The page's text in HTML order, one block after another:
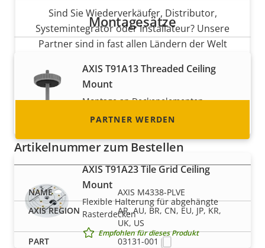
Montagesätze
AXIS T91A13 Threaded Ceiling
Mount
Montage an Deckenelementen
Empfohlen für dieses Produkt
AXIS T91A23 Tile Grid Ceiling
Mount
Flexible Halterung für abgehängte
Rasterdecken
Empfohlen für dieses Produkt
Sind Sie Wiederverkäufer, Distributor,
Systemintegrator oder Installateur? Unsere
Partner sind in fast allen Ländern der Welt
werden können!
PARTNER WERDEN
Artikelnummer zum Bestellen
AXIS M4338-PLVE
AR, AU, BR, CN, EU, JP, KR,
UK, US
03131-001